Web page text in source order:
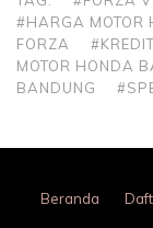
#HARGA MOTOR
FORZA
MOTOR HONDA
BANDUNG
Beranda